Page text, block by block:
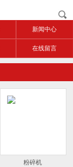
新闻中心
在线留言
粉碎机